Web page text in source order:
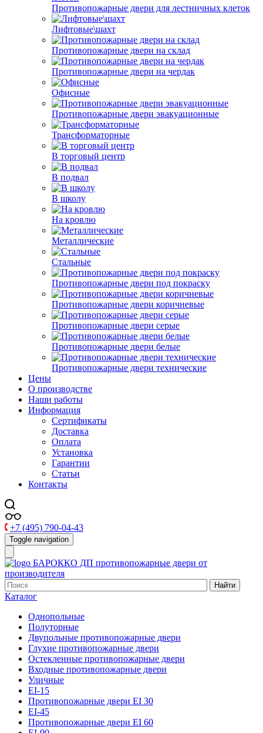
Противопожарные двери для лестничных клеток
Лифтовые\шахт
Противопожарные двери на склад
Противопожарные двери на чердак
Офисные
Противопожарные двери эвакуационные
Трансформаторные
В торговый центр
В подвал
В школу
На кровлю
Металлические
Стальные
Противопожарные двери под покраску
Противопожарные двери коричневые
Противопожарные двери серые
Противопожарные двери белые
Противопожарные двери технические
Цены
О производстве
Наши работы
Информация
Сертификаты
Доставка
Оплата
Установка
Гарантии
Статьи
Контакты
+7 (495) 790-04-43
Toggle navigation
БАРОККО ДП противопожарные двери от
производителя
Найти
Каталог
Однопольные
Полуторные
Двупольные противопожарные двери
Глухие противопожарные двери
Остекленные противопожарные двери
Входные противопожарные двери
Уличные
EI-15
Противопожарные двери EI 30
EI-45
Противопожарные двери EI 60